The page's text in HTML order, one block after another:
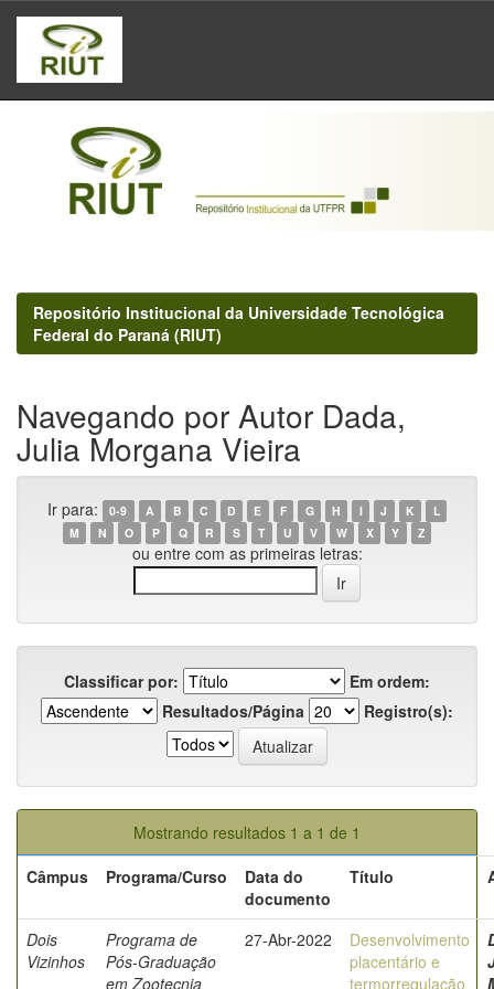
Skip
navigation
Repositório Institucional da Universidade Tecnológica
Federal do Paraná (RIUT)
Navegando por Autor Dada,
Julia Morgana Vieira
Ir para: 0-9 A B C D E F G H I J K
L
M
N O P Q R S T U V W X Y Z
ou entre com as primeiras letras:
Classificar por:
Em ordem:
Resultados/Página
Registro(s):
Mostrando resultados 1 a 1 de 1
Câmpus
Programa/Curso
Data do
documento
Título
Dois
Vizinhos
Programa de
Pós-Graduação
em Zootecnia
27-Abr-2022
Desenvolvimento
placentário e
termorregulação